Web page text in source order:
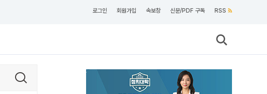
로그인 회원가입 속보창 신문/PDF 구독 RSS